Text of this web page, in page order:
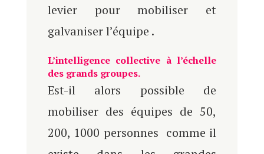
levier pour mobiliser et
galvaniser l’équipe .
L’intelligence collective à l’échelle
des grands groupes.
Est-il alors possible de
mobiliser des équipes de 50,
200, 1000 personnes comme il